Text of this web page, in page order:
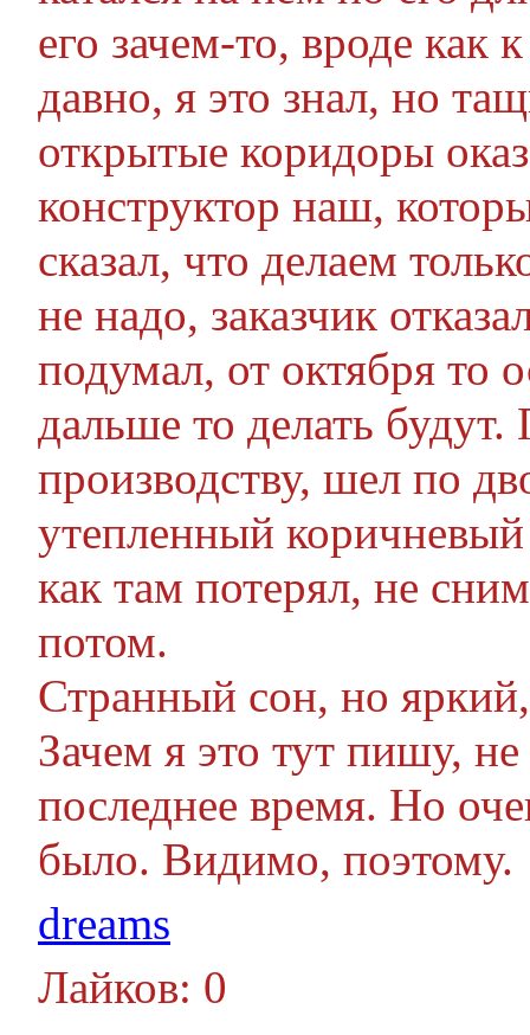
его зачем-то, вроде как
давно, я это знал, но
открытые коридоры
конструктор наш,
сказал, что делаем
не надо, заказчик
подумал, от октября то
дальше то делать
производству, шел по
утепленный
как там потерял, не
потом.
Странный сон, но
Зачем я это тут пишу,
последнее время. Но
было. Видимо, поэтому.
dreams
Лайков: 0